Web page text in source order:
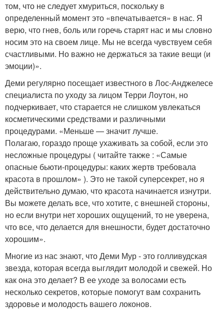
том, что не следует хмуриться, поскольку в
определенный момент это «впечатывается» в нас. Я
верю, что гнев, боль или горечь старят нас и мы словно
носим это на своем лице. Мы не всегда чувствуем себя
счастливыми. Но важно не держаться за такие вещи (и
эмоции)».
Деми регулярно посещает известного в Лос-Анджелесе
специалиста по уходу за лицом Терри Лоутон, но
подчеркивает, что старается не слишком увлекаться
косметическими средствами и различными
процедурами. «Меньше — значит лучше.
Полагаю, гораздо проще ухаживать за собой, если это
несложные процедуры ( читайте также : «Самые
опасные бьюти-процедуры: каких жертв требовала
красота в прошлом» ). Это не такой суперсекрет, но я
действительно думаю, что красота начинается изнутри.
Вы можете делать все, что хотите, с внешней стороны,
но если внутри нет хороших ощущений, то не уверена,
что все, что делается для внешности, будет достаточно
хорошим».
Многие из нас знают, что Деми Мур - это голливудская
звезда, которая всегда выглядит молодой и свежей. Но
как она это делает? В ее уходе за волосами есть
несколько секретов, которые помогут вам сохранить
здоровье и молодость вашего локонов.